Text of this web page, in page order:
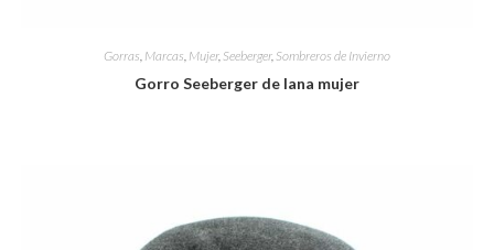
Gorras Marcas Mujer, Seeberger, Sombreros de Invierno
Gorro Seeberger de lana mujer